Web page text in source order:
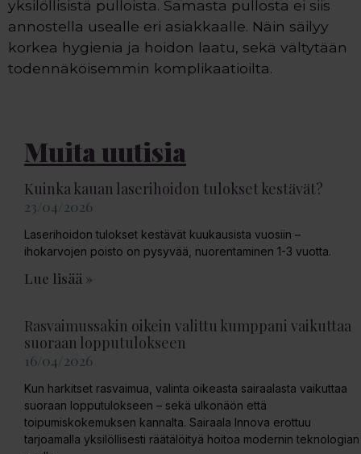
yksilöllisistä pulloista. Samasta pullosta ei siis
annostella usealle eri asiakkaalle. Näin säilyy
korkea hygienia ja hoidon laatu, sekä vältytään
todennäköisemmin komplikaatioilta.
Muita uutisia
Kuinka kauan laserihoidon tulokset kestävät?
23/04/2026
Laserihoidon tulokset kestävät kuukausista vuosiin –
ihokarvojen poisto on pysyvää, nuorentaminen 1-3 vuotta.
Lue lisää »
Rasvaimussakin oikein valittu kumppani vaikuttaa
suoraan lopputulokseen
16/04/2026
Kun harkitset rasvaimua, valinta oikeasta sairaalasta vaikuttaa
suoraan lopputulokseen – sekä ulkonäön että
toipumiskokemuksen kannalta. Sairaala Innova erottuu
tarjoamalla yksilöllisesti räätälöityä hoitoa modernin teknologian